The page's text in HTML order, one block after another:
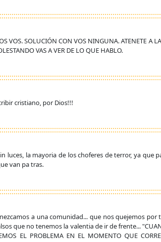
VOS. SOLUCIÓN CON VOS NINGUNA. ATENETE A
VAS A VER DE LO QUE HABLO.
cristiano, por Dios!!!
luces, la mayoria de los choferes de terror, ya que
van pa tras.
a una comunidad... que nos quejemos
que no tenemos la valentia de ir de frente...
EL PROBLEMA EN EL MOMENTO QUE